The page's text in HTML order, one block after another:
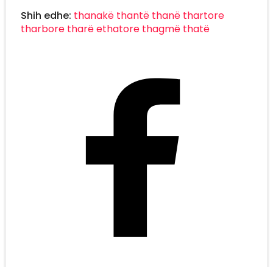
Shih edhe: thanakë thantë thanë thartore
tharbore tharëethatore thagmë thatë